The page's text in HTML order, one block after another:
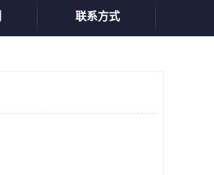
联系方式